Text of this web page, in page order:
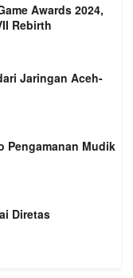
Awards 2024,
Rebirth
Jaringan Aceh-
Pengamanan Mudik
Diretas